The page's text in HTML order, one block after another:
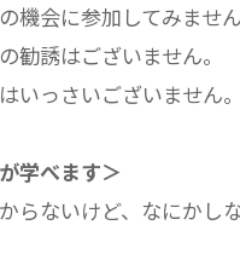
機会に参加してみませ
勧誘はございません。
いっさいございません。
学べます＞
らないけど、なにかし